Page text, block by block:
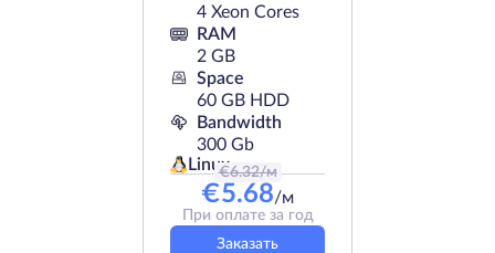
4 Xeon Cores
RAM
2 GB
Space
60 GB HDD
Bandwidth
300 Gb
Linux
€6.32/м
€5.68/м
При оплате за год
Заказать